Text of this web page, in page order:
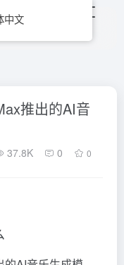
推出的AI音
37.8K 0 0
中文